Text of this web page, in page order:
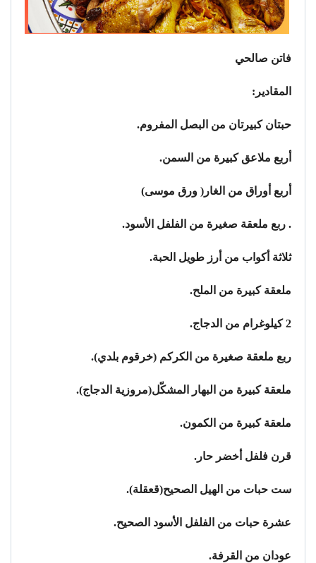
فاتن صالحي
المقادير:
حبتان كبيرتان من البصل المفروم.
أربع ملاعق كبيرة من السمن.
أربع أوراق من الغار( ورق موسى)
. ربع ملعقة صغيرة من الفلفل الأسود.
ثلاثة أكواب من أرز طويل الحبة.
ملعقة كبيرة من الملح.
2 كيلوغرام من الدجاج.
ربع ملعقة صغيرة من الكركم (خرقوم بلدي).
ملعقة كبيرة من البهار المشكّل(مروزية الدجاج).
ملعقة كبيرة من الكمون.
قرن فلفل أخضر حار.
ست حبات من الهيل الصحيح(قعقلة).
عشرة حبات من الفلفل الأسود الصحيح.
عودان من القرفة.